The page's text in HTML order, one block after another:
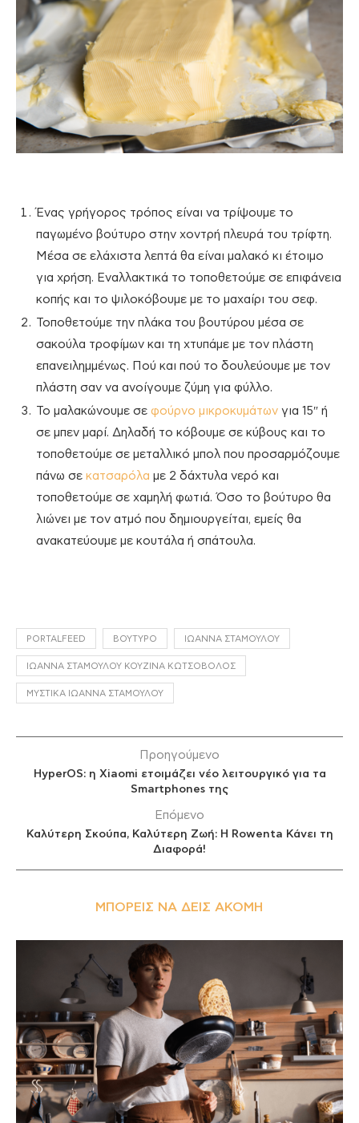
Ένας γρήγορος τρόπος είναι να τρίψουμε το
παγωμένο βούτυρο στην χοντρή πλευρά του τρίφτη.
Μέσα σε ελάχιστα λεπτά θα είναι μαλακό κι έτοιμο
για χρήση. Εναλλακτικά το τοποθετούμε σε επιφάνεια
κοπής και το ψιλοκόβουμε με το μαχαίρι του σεφ.
Τοποθετούμε την πλάκα του βουτύρου μέσα σε
σακούλα τροφίμων και τη χτυπάμε με τον πλάστη
επανειλημμένως. Πού και πού το δουλεύουμε με τον
πλάστη σαν να ανοίγουμε ζύμη για φύλλο.
Το μαλακώνουμε σε φούρνο μικροκυμάτων για 15″ ή
σε μπεν μαρί. Δηλαδή το κόβουμε σε κύβους και το
τοποθετούμε σε μεταλλικό μπολ που προσαρμόζουμε
πάνω σε κατσαρόλα με 2 δάχτυλα νερό και
τοποθετούμε σε χαμηλή φωτιά. Όσο το βούτυρο θα
λιώνει με τον ατμό που δημιουργείται, εμείς θα
ανακατεύουμε με κουτάλα ή σπάτουλα.
PORTALFEED ΒΟΎΤΥΡΟ ΙΩΆΝΝΑ ΣΤΑΜΟΎΛΟΥ
ΙΩΆΝΝΑ ΣΤΑΜΟΎΛΟΥ ΚΟΥΖΊΝΑ ΚΩΤΣΌΒΟΛΟΣ
ΜΥΣΤΙΚΆ ΙΩΆΝΝΑ ΣΤΑΜΟΎΛΟΥ
Προηγούμενο
ΗyperOS: η Xiaomi ετοιμάζει νέο λειτουργικό για τα
Smartphones της
Επόμενο
Καλύτερη Σκούπα, Καλύτερη Ζωή: Η Rowenta Κάνει τη
Διαφορά!
ΜΠΟΡΕΊΣ ΝΑ ΔΕΙΣ ΑΚΌΜΗ